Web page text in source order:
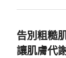
告別粗糙
讓肌膚代